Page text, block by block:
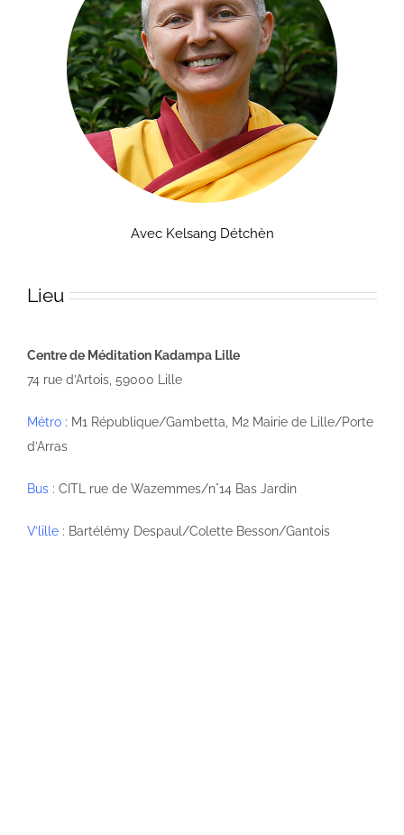
Avec Kelsang Détchèn
Lieu
Centre de Méditation Kadampa Lille
74 rue d’Artois, 59000 Lille
Métro : M1 République/Gambetta, M2 Mairie de Lille/Porte
d’Arras
Bus : CITL rue de Wazemmes/n°14 Bas Jardin
V’lille : Bartélémy Despaul/Colette Besson/Gantois